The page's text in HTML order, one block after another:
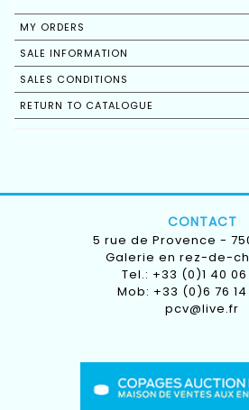
MY ORDERS
SALE INFORMATION
SALES CONDITIONS
RETURN TO CATALOGUE
CONTACT
5 rue de Provence -
Galerie en rez-de-
Tel.: +33 (0)1 40 06
Mob: +33 (0)6 76
pcv@live.fr